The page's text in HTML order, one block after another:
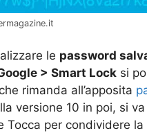
le password
> Smart Lock si
rimanda all’apposita
versione 10 in poi, si va
Tocca per condividere